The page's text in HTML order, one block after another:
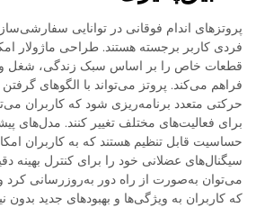
پروتزهای اندام فوقانی در توانایی
فردی کاربر برجسته هستند. طراحی ماژولار
قطعات خاص را بر اساس سبک زندگی، شغل و
فراهم می‌کند. پروتز می‌تواند با الگوهای
حرکتی متعدد برنامه‌ریزی شود که کاربران
برای فعالیت‌های مختلف تغییر کنند. مدل‌های
حساسیت قابل تنظیم هستند که به کاربران
سیگنال‌های عضلانی خود را برای کنترل بهینه
می‌توان به‌صورت از راه دور به‌روزرسانی کرد
که کاربران به ویژگی‌ها و بهبودهای جدید بدون